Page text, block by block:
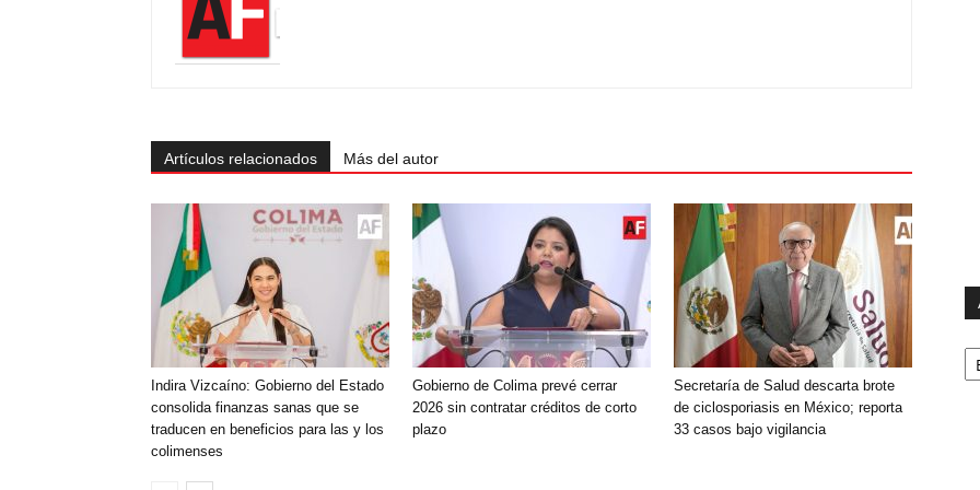
Artículos relacionados Más del autor
Indira Vizcaíno: Gobierno del Estado
consolida finanzas sanas que se
traducen en beneficios para las y los
colimenses
Gobierno de Colima prevé cerrar
2026 sin contratar créditos de corto
plazo
Secretaría de Salud descarta brote
de ciclosporiasis en México; reporta
33 casos bajo vigilancia